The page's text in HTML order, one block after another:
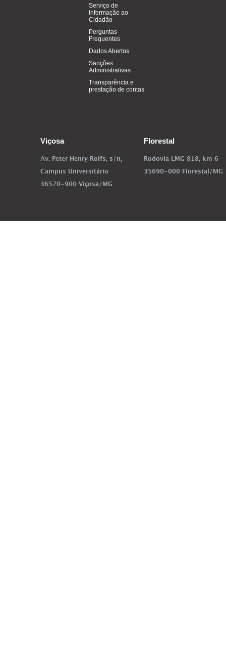
Serviço de
Informação ao
Cidadão
Perguntas
Frequentes
Dados Abertos
Sanções
Administrativas
Transparência e
prestação de contas
Viçosa
Av. Peter Henry Rolfs, s/n,
Campus Universitário
36570-900 Viçosa/MG
Florestal
Rodovia LMG 818, km 6
35690-000 Florestal/MG